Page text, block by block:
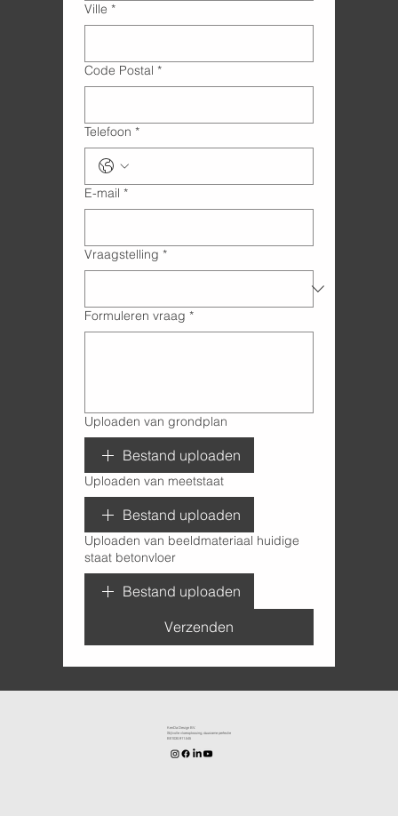
Ville *
Code Postal *
Telefoon *
E-mail *
Vraagstelling *
Formuleren vraag *
Uploaden van grondplan
Bestand uploaden
Uploaden van meetstaat
Bestand uploaden
Uploaden van beeldmateriaal huidige
staat betonvloer
Bestand uploaden
Verzenden
KenDa Design BV.
Stijlvolle vloeroplossing, duurzame perfectie
BE1030.911.545